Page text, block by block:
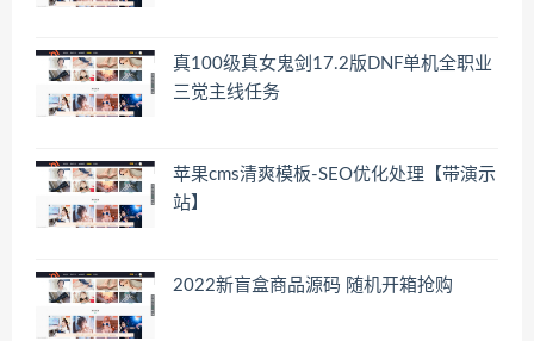
真100级真女鬼剑17.2版DNF单机全职业
三觉主线任务
苹果cms清爽模板-SEO优化处理【带演示
站】
2022新盲盒商品源码 随机开箱抢购